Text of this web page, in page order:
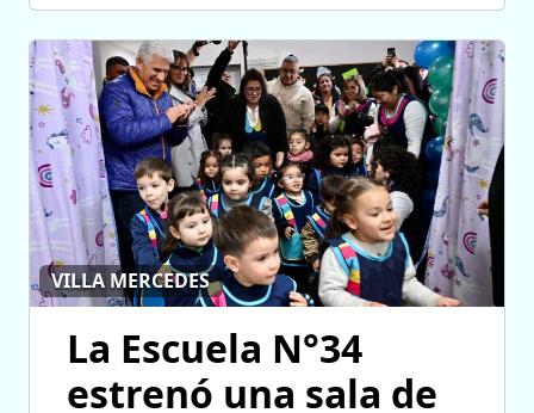
VILLA MERCEDES
La Escuela N°34
estrenó una sala de